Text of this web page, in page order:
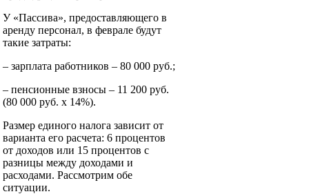
У «Пассива», предоставляющего в
аренду персонал, в феврале будут
такие затраты:
– зарплата работников – 80 000 руб.;
– пенсионные взносы – 11 200 руб.
(80 000 руб. x 14%).
Размер единого налога зависит от
варианта его расчета: 6 процентов
от доходов или 15 процентов с
разницы между доходами и
расходами. Рассмотрим обе
ситуации.